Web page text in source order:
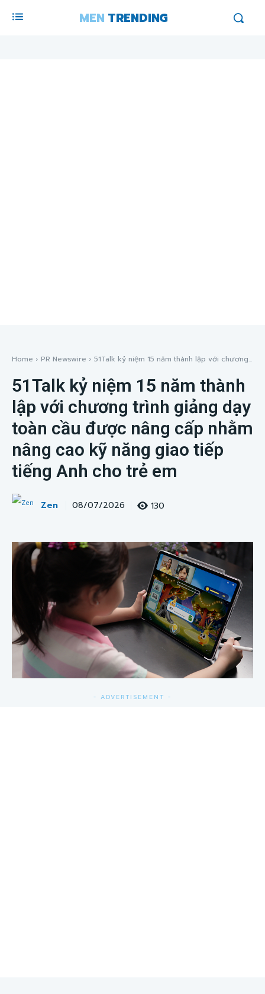
MEN TRENDING
Home PR Newswire 51Talk kỷ niệm 15 năm thành lập với chương...
51Talk kỷ niệm 15 năm thành
lập với chương trình giảng dạy
toàn cầu được nâng cấp nhằm
nâng cao kỹ năng giao tiếp
tiếng Anh cho trẻ em
Zen 08/07/2026 130
- ADVERTISEMENT -